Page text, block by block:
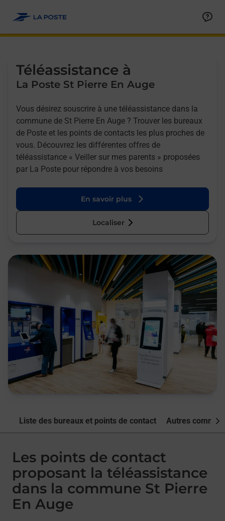
Téléassistance à
La Poste St Pierre En Auge
Vous désirez souscrire à une téléassistance dans la
commune de St Pierre En Auge ? Trouver les bureaux
de Poste et les points de contacts les plus proches de
vous. Découvrez les différentes offres de
téléassistance « Veiller sur mes parents » proposées
par La Poste pour répondre à vos besoins
En savoir plus
Localiser
Liste des bureaux et points de contact Autres
Les points de contact
proposant la téléassistance
dans la commune St Pierre
En Auge